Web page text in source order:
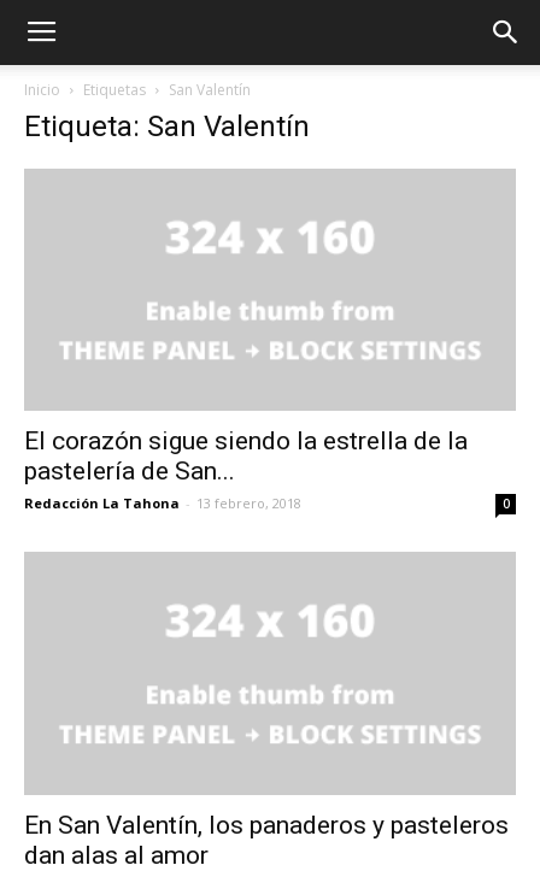
Inicio Etiquetas San Valentín
Etiqueta: San Valentín
El corazón sigue siendo la estrella de la
pastelería de San...
Redacción La Tahona - 13 febrero, 2018 0
En San Valentín, los panaderos y pasteleros
dan alas al amor